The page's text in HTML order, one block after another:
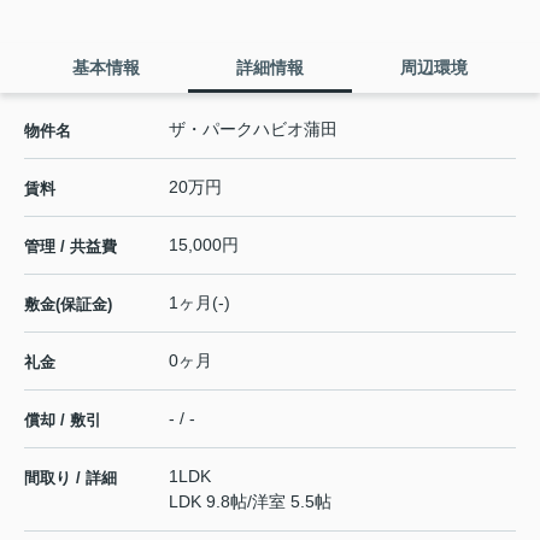
基本情報 詳細情報 周辺環境
物件名 ザ・パークハビオ蒲田
賃料 20万円
管理 / 共益費 15,000円
敷金(保証金) 1ヶ月(-)
礼金 0ヶ月
償却 / 敷引 - / -
間取り / 詳細
1LDK
LDK 9.8帖/洋室 5.5帖